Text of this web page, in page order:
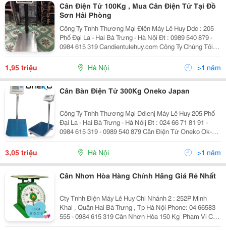
Cân Điện Tử 100Kg , Mua Cân Điện Tử Tại Đồ
Sơn Hải Phòng
Công Ty Tnhh Thương Mại Điện Máy Lê Huy Ddc : 205
Phố Đại La - Hai Bà Trưng - Hà Nội Đt : 0989 540 879 -
0984 615 319 Candientulehuy.com Công Ty Chúng Tôi
Chuyên Phân Phối Các Loại Cân Điện Tử Hàng Chính
1,95 triệu Hà Nội >1 năm
Cân Bàn Điện Tử 300Kg Oneko Japan
Công Ty Tnhh Thương Mại Ddienj Máy Lê Huy 205 Phố
Đại La - Hai Bà Trưng - Hà Nôij Đt : 024 66 71 81 91 -
0984 615 319 - 0989 540 879 Cân Điện Tử Oneko Ok-
100 (100Kg/10G) Cân Bàn Điện Tử Oneko Scale Với
Khung Cân Được Thiết Kế Vô Cùng Chắc
3,05 triệu Hà Nội >1 năm
Cân Nhơn Hòa Hàng Chính Hãng Giá Rẻ Nhất
Cty Tnhh Điện Máy Lê Huy Chi Nhánh 2 : 252P Minh
Khai , Quận Hai Bà Trưng , Tp Hà Nội Phone: 04 66583
555 - 0984 615 319 Cân Nhơn Hòa 150 Kg ​ Phạm Vi Cân
: 5 Kg &Ndash; 150 Kg ​ ​ Phân Độ Nhỏ Nhất : 500 G ​